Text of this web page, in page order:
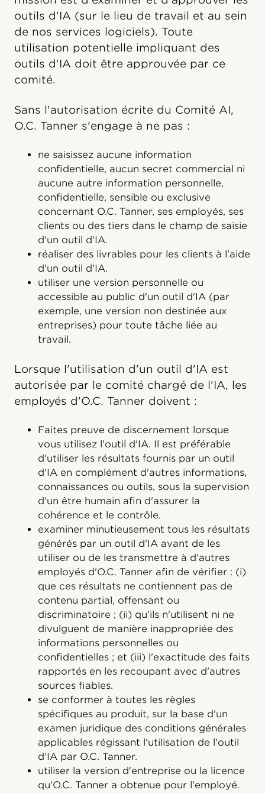
outils d'IA (sur le lieu de travail et au sein
de nos services logiciels). Toute
utilisation potentielle impliquant des
outils d'IA doit être approuvée par ce
comité.
Sans l'autorisation écrite du Comité AI,
O.C. Tanner s'engage à ne pas :
ne saisissez aucune information
confidentielle, aucun secret commercial ni
aucune autre information personnelle,
confidentielle, sensible ou exclusive
concernant O.C. Tanner, ses employés, ses
clients ou des tiers dans le champ de saisie
d'un outil d'IA.
réaliser des livrables pour les clients à l'aide
d'un outil d'IA.
utiliser une version personnelle ou
accessible au public d'un outil d'IA (par
exemple, une version non destinée aux
entreprises) pour toute tâche liée au
travail.
Lorsque l'utilisation d'un outil d'IA est
autorisée par le comité chargé de l'IA, les
employés d'O.C. Tanner doivent :
Faites preuve de discernement lorsque
vous utilisez l'outil d'IA. Il est préférable
d'utiliser les résultats fournis par un outil
d'IA en complément d'autres informations,
connaissances ou outils, sous la supervision
d'un être humain afin d'assurer la
cohérence et le contrôle.
examiner minutieusement tous les résultats
générés par un outil d'IA avant de les
utiliser ou de les transmettre à d'autres
employés d'O.C. Tanner afin de vérifier : (i)
que ces résultats ne contiennent pas de
contenu partial, offensant ou
discriminatoire ; (ii) qu'ils n'utilisent ni ne
divulguent de manière inappropriée des
informations personnelles ou
confidentielles ; et (iii) l'exactitude des faits
rapportés en les recoupant avec d'autres
sources fiables.
se conformer à toutes les règles
spécifiques au produit, sur la base d'un
examen juridique des conditions générales
applicables régissant l'utilisation de l'outil
d'IA par O.C. Tanner.
utiliser la version d'entreprise ou la licence
qu'O.C. Tanner a obtenue pour l'employé.